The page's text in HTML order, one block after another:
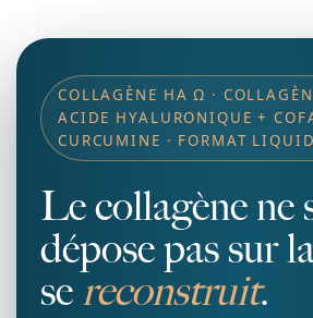
COLLAGÈNE HA Ω ·
ACIDE HYALURONIQUE +
CURCUMINE · FORMAT
Le collagène ne
dépose pas sur
se reconstruit.